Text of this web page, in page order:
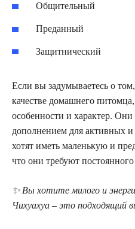
Общительный
Преданный
Защитнический
Если вы задумываетесь о
качестве домашнего
особенности и характер.
дополнением для активных
хотят иметь маленькую и
что они требуют
✨ Вы хотите милого и
Чихуахуа – это подходящий